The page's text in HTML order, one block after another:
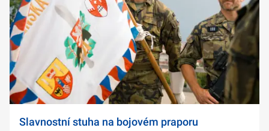
Slavnostní stuha na bojovém praporu